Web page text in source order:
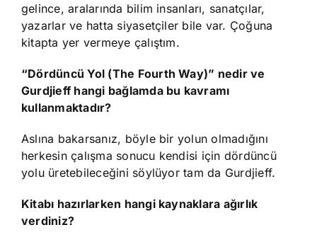
gelince, aralarında bilim insanları, sanatçılar,
yazarlar ve hatta siyasetçiler bile var. Çoğuna
kitapta yer vermeye çalıştım.
“Dördüncü Yol (The Fourth Way)” nedir ve
Gurdjieff hangi bağlamda bu kavramı
kullanmaktadır?
Aslına bakarsanız, böyle bir yolun olmadığını
herkesin çalışma sonucu kendisi için dördüncü
yolu üretebileceğini söylüyor tam da Gurdjieff.
Kitabı hazırlarken hangi kaynaklara ağırlık
verdiniz?